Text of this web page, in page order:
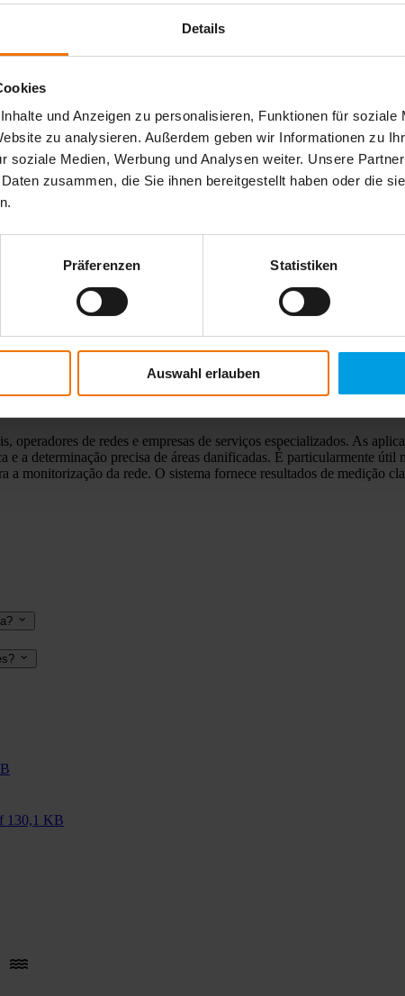
Details
und Anzeigen zu personalisieren, Funktionen für soziale
zu analysieren. Außerdem geben wir Informationen zu
soziale Medien, Werbung und Analysen weiter. Unsere
zusammen, die Sie ihnen bereitgestellt haben oder die
Präferenzen Statistiken
Auswahl erlauben
operação simples - mesmo para utilizadores sem conhecimentos
adequados
adequados
a intensidade do som de forma clara e concisa
de fugas eficiente para uso diário
de redes e empresas de serviços especializados. As
e a determinação precisa de áreas danificadas. É particularmente
a monitorização da rede. O sistema fornece resultados de medição
130,1 KB